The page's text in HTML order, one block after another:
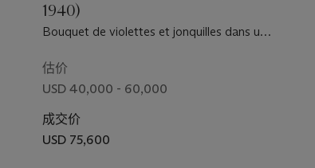
1940)
Bouquet de violettes et jonquilles dans un
估价
USD 40,000 - 60,000
成交价
USD 75,600